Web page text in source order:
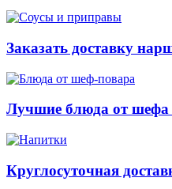
Заказать доставку
Лучшие блюда от шефа
Круглосуточная